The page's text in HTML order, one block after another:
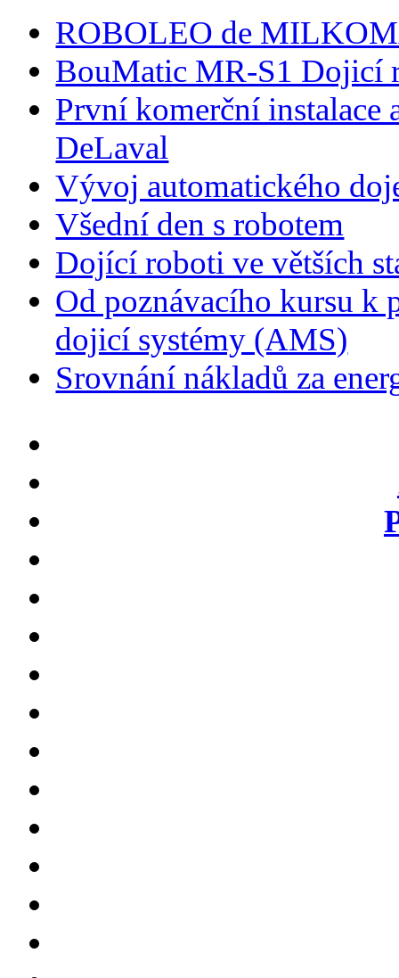
ROBOLEO de
BouMatic MR-S1 Dojicí
První komerční instalace
DeLaval
Vývoj automatického
Všední den s robotem
Dojící roboti ve větších
Od poznávacího kursu k
dojicí systémy (AMS)
Srovnání nákladů za